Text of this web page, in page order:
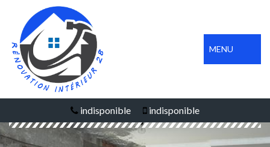
MENU
indisponible indisponible